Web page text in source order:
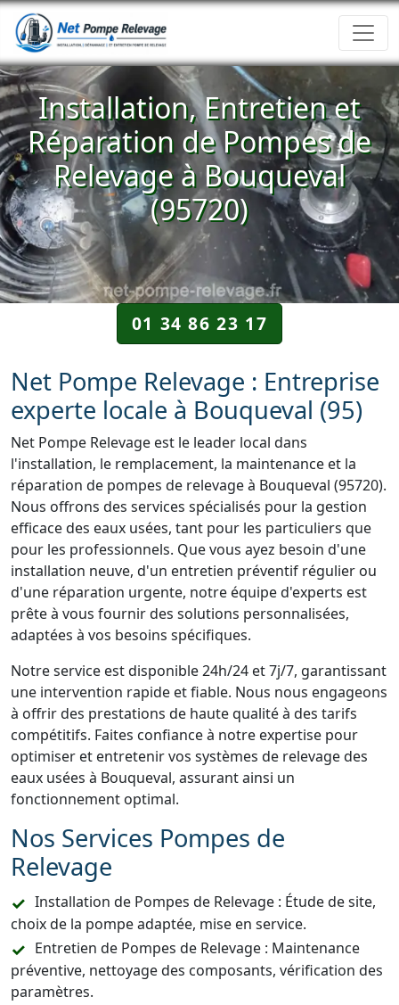
Installation, Entretien et
Réparation de Pompes de
Relevage à Bouqueval
(95720)
01 34 86 23 17
Net Pompe Relevage : Entreprise
experte locale à Bouqueval (95)
Net Pompe Relevage est le leader local dans
l'installation, le remplacement, la maintenance et la
réparation de pompes de relevage à Bouqueval (95720).
Nous offrons des services spécialisés pour la gestion
efficace des eaux usées, tant pour les particuliers que
pour les professionnels. Que vous ayez besoin d'une
installation neuve, d'un entretien préventif régulier ou
d'une réparation urgente, notre équipe d'experts est
prête à vous fournir des solutions personnalisées,
adaptées à vos besoins spécifiques.
Notre service est disponible 24h/24 et 7j/7, garantissant
une intervention rapide et fiable. Nous nous engageons
à offrir des prestations de haute qualité à des tarifs
compétitifs. Faites confiance à notre expertise pour
optimiser et entretenir vos systèmes de relevage des
eaux usées à Bouqueval, assurant ainsi un
fonctionnement optimal.
Nos Services Pompes de
Relevage
Installation de Pompes de Relevage : Étude de site,
choix de la pompe adaptée, mise en service.
Entretien de Pompes de Relevage : Maintenance
préventive, nettoyage des composants, vérification des
paramètres.